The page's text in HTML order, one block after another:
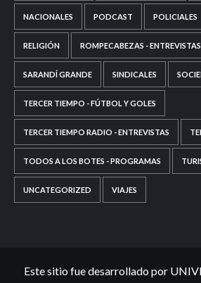
NACIONALES PODCAST POLICIALES
RELIGIÓN ROMPECABEZAS - ENTREVISTAS
SARANDÍ GRANDE SINDICALES
TERCER TIEMPO - FÚTBOL Y GOLES
TERCER TIEMPO RADIO - ENTREVISTAS
TODOS A LOS BOTES - PROGRAMAS
UNCATEGORIZED VIAJES
Este sitio fue desarrollado por